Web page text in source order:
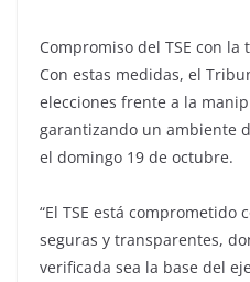
Compromiso del TSE con
Con estas medidas, el
elecciones frente a la
garantizando un ambiente
el domingo 19 de octubre.
“El TSE está comprometido
seguras y transparentes,
verificada sea la base del